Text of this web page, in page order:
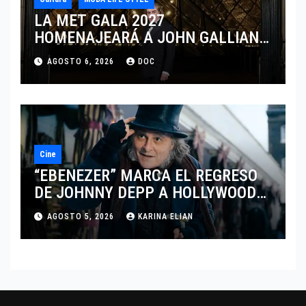
LA MET GALA 2027
HOMENAJEARÁ A JOHN GALLIANO
MARCANDO EL REGRESO DEL REY
DEL DRAMATISMO
AGOSTO 6, 2026 DOC
Cine
“EBENEZER” MARCA EL REGRESO
DE JOHNNY DEPP A HOLLYWOOD
TRAS SU PASO POR EL CINE
INDEPENDIENTE EUROPEO
AGOSTO 5, 2026 KARINA ELIAN